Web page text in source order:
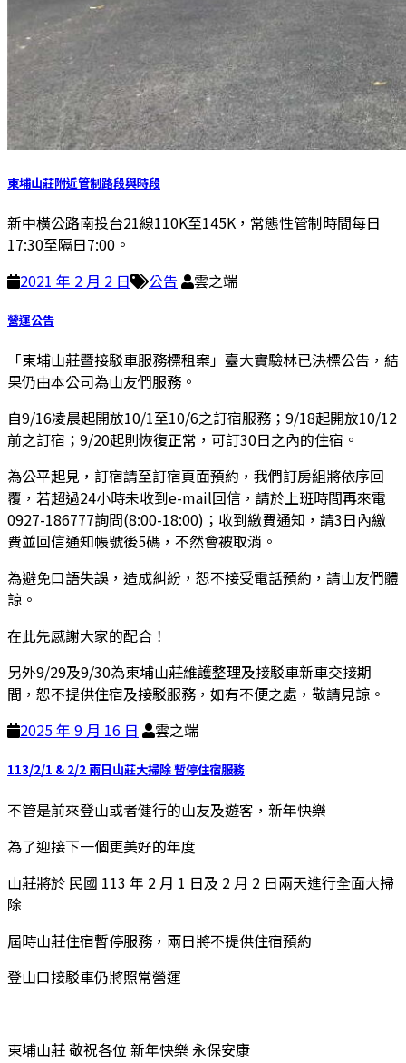
東埔山莊附近管制路段與時段
新中橫公路南投台21線110K至145K，常態性管制時間每日
17:30至隔日7:00。
2021 年 2 月 2 日
公告 雲之端
營運公告
「東埔山莊暨接駁車服務標租案」臺大實驗林已決標公告，結
果仍由本公司為山友們服務。
自9/16凌晨起開放10/1至10/6之訂宿服務；9/18起開放10/12
前之訂宿；9/20起則恢復正常，可訂30日之內的住宿。
為公平起見，訂宿請至訂宿頁面預約，我們訂房組將依序回
覆，若超過24小時未收到e-mail回信，請於上班時間再來電
0927-186777詢問(8:00-18:00)；收到繳費通知，請3日內繳
費並回信通知帳號後5碼，不然會被取消。
為避免口語失誤，造成糾紛，恕不接受電話預約，請山友們體
諒。
在此先感謝大家的配合！
另外9/29及9/30為東埔山莊維護整理及接駁車新車交接期
間，恕不提供住宿及接駁服務，如有不便之處，敬請見諒。
2025 年 9 月 16 日
雲之端
113/2/1 & 2/2 兩日山莊大掃除 暫停住宿服務
不管是前來登山或者健行的山友及遊客，新年快樂
為了迎接下一個更美好的年度
山莊將於 民國 113 年 2 月 1 日及 2 月 2 日兩天進行全面大掃
除
屆時山莊住宿暫停服務，兩日將不提供住宿預約
登山口接駁車仍將照常營運
東埔山莊 敬祝各位 新年快樂 永保安康